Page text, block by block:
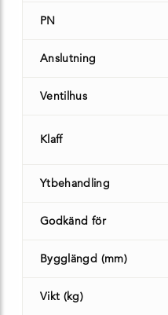
PN
Anslutning
Ventilhus
Klaff
Ytbehandling
Godkänd för
Bygglängd (mm)
Vikt (kg)